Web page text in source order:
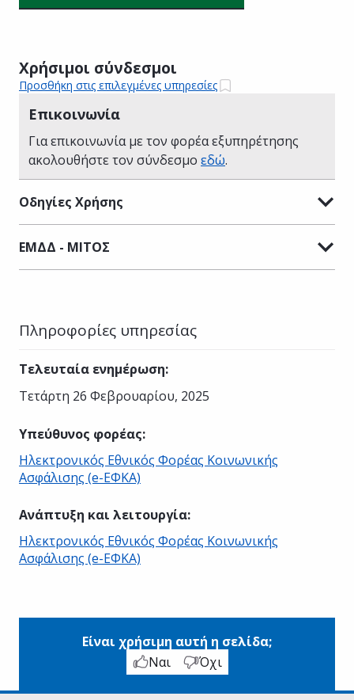
Χρήσιμοι σύνδεσμοι
Προσθήκη στις επιλεγμένες υπηρεσίες
Επικοινωνία
Για επικοινωνία με τον φορέα εξυπηρέτησης
ακολουθήστε τον σύνδεσμο εδώ.
Οδηγίες Χρήσης
ΕΜΔΔ - ΜΙΤΟΣ
Πληροφορίες υπηρεσίας
Τελευταία ενημέρωση:
Τετάρτη 26 Φεβρουαρίου, 2025
Υπεύθυνος φορέας:
Ηλεκτρονικός Εθνικός Φορέας Κοινωνικής
Ασφάλισης (e-ΕΦΚΑ)
Ανάπτυξη και λειτουργία:
Ηλεκτρονικός Εθνικός Φορέας Κοινωνικής
Ασφάλισης (e-ΕΦΚΑ)
Είναι χρήσιμη αυτή η σελίδα;
Ναι
Όχι